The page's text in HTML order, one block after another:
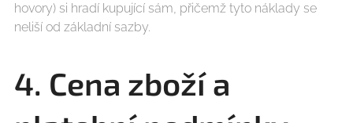
hovory) si hradí kupující sám, přičemž tyto náklady se
neliší od základní sazby.
4. Cena zboží a